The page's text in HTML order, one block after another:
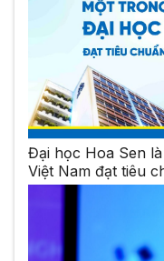
Đại học Hoa Sen
Việt Nam đạt tiêu